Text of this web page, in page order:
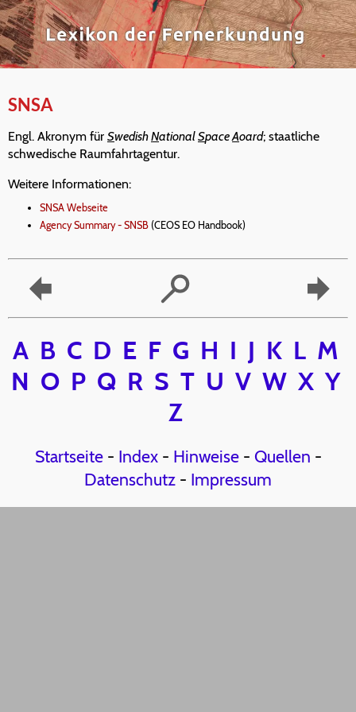
SNSA
Engl. Akronym für SwedishNationalSpaceAoard; staatliche
schwedische Raumfahrtagentur.
Weitere Informationen:
SNSA Webseite
Agency Summary - SNSB (CEOS EO Handbook)
A B C D E F G H I J K L M
N O P Q R S T U V W X Y
Z
Startseite- Index- Hinweise- Quellen -
Datenschutz - Impressum